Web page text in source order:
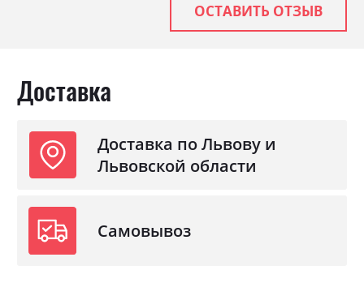
ОСТАВИТЬ ОТЗЫВ
Доставка
Доставка по Львову и
Львовской области
Самовывоз